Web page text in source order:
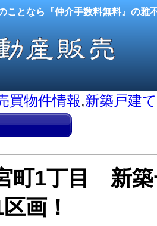
ことなら『仲介手数料無料』の雅
買物件情報,新築戸建て
町1丁目 新築
画！